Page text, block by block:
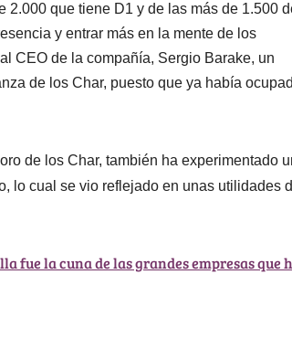
que tiene D1 y de las más de 1.500
y entrar más en la mente de los
CEO de la compañía, Sergio Barake, un
de los Char, puesto que ya había
de los Char, también ha experimentado
lo cual se vio reflejado en unas utilidades
fue la cuna de las grandes empresas que